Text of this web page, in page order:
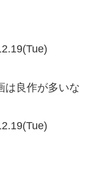
は良作が多いな